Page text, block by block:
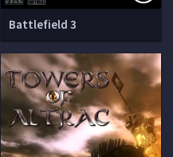
Battlefield 3